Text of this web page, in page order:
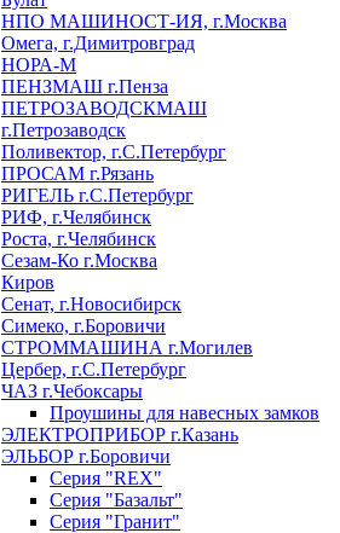
НПО МАШИНОСТ-ИЯ, г.Москва
Омега, г.Димитровград
НОРА-М
ПЕНЗМАШ г.Пенза
ПЕТРОЗАВОДСКМАШ
г.Петрозаводск
Поливектор, г.С.Петербург
ПРОСАМ г.Рязань
РИГЕЛЬ г.С.Петербург
РИФ, г.Челябинск
Роста, г.Челябинск
Сезам-Ко г.Москва
Киров
Сенат, г.Новосибирск
Симеко, г.Боровичи
СТРОММАШИНА г.Могилев
Цербер, г.С.Петербург
ЧАЗ г.Чебоксары
Проушины для навесных замков
ЭЛЕКТРОПРИБОР г.Казань
ЭЛЬБОР г.Боровичи
Серия "REX"
Серия "Базальт"
Серия "Гранит"